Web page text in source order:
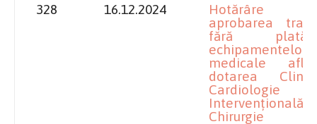
328 16.12.2024
Hotărâre
aprobarea
fără
echipamentelor
medicale
dotarea
Cardiologie
Chirurgie